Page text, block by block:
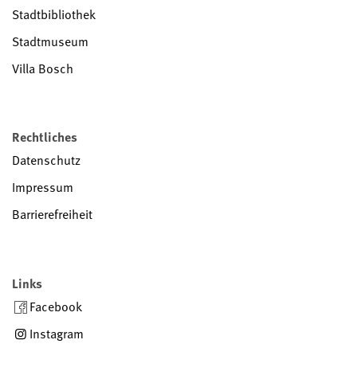
Stadtbibliothek
Stadtmuseum
Villa Bosch
Rechtliches
Datenschutz
Impressum
Barrierefreiheit
Links
Facebook
Instagram